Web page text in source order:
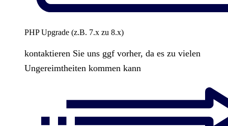
PHP Upgrade (z.B. 7.x zu 8.x)
kontaktieren Sie uns ggf vorher, da es zu vielen
Ungereimtheiten kommen kann